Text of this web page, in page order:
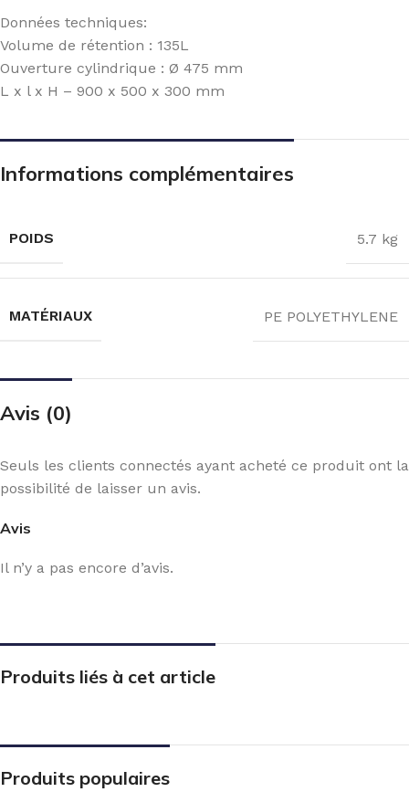
Données techniques:
Volume de rétention : 135L
Ouverture cylindrique : Ø 475 mm
L x l x H – 900 x 500 x 300 mm
Informations complémentaires
POIDS 5.7 kg
MATÉRIAUX PE POLYETHYLENE
Avis (0)
Avis
Il n’y a pas encore d’avis.
Seuls les clients connectés ayant acheté ce produit ont la
possibilité de laisser un avis.
Produits liés à cet article
Produits populaires